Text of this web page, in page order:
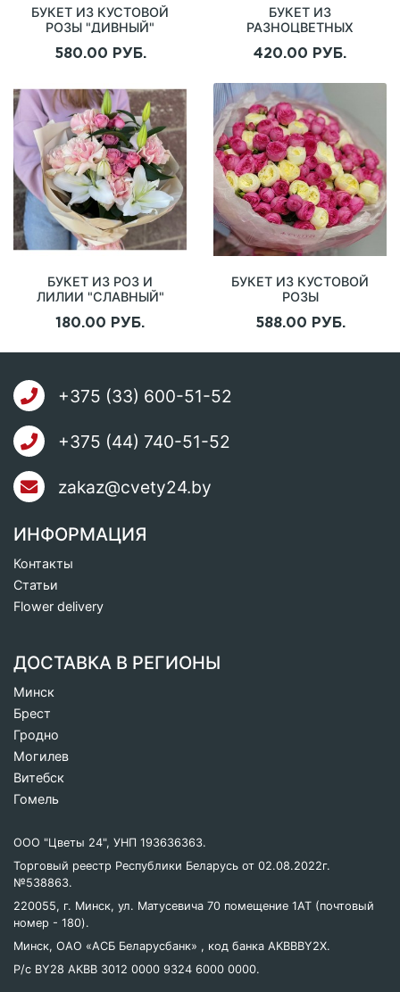
БУКЕТ ИЗ КУСТОВОЙ
РОЗЫ "ДИВНЫЙ"
580.00 РУБ.
БУКЕТ ИЗ
РАЗНОЦВЕТНЫХ
"ПЕРВАЯ КАПЕЛЬ"
420.00 РУБ.
БУКЕТ ИЗ РОЗ И
ЛИЛИИ "СЛАВНЫЙ"
180.00 РУБ.
БУКЕТ ИЗ КУСТОВОЙ
РОЗЫ
588.00 РУБ.
+375 (33) 600-51-52
+375 (44) 740-51-52
zakaz@cvety24.by
ИНФОРМАЦИЯ
Контакты
Статьи
Flower delivery
ДОСТАВКА В РЕГИОНЫ
Минск
Брест
Гродно
Могилев
Витебск
Гомель
ООО "Цветы 24", УНП 193636363.
Торговый реестр Республики Беларусь от 02.08.2022г.
№538863.
220055, г. Минск, ул. Матусевича 70 помещение 1AT (почтовый
номер - 180).
Минск, ОАО «АСБ Беларусбанк» , код банка AKBBBY2X.
Р/с BY28 AKBB 3012 0000 9324 6000 0000.